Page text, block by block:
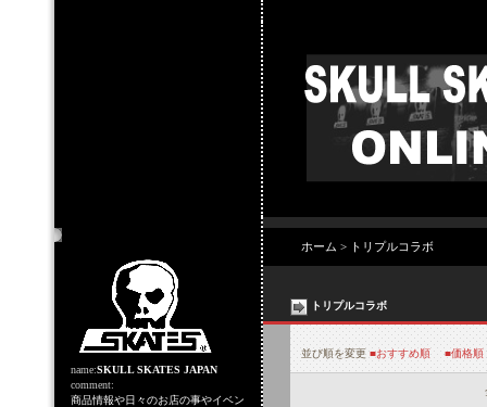
name:SKULL SKATES JAPAN
comment:
商品情報や日々のお店の事やイベン
ホーム > トリプルコラボ
トリプルコラボ
並び順を変更■おすすめ順 ■価格順